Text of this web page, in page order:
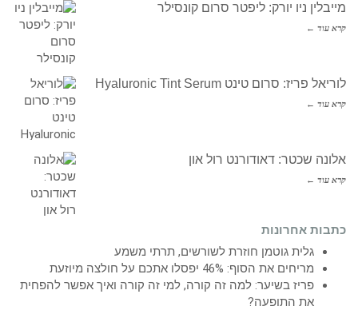
מייבלין ניו יורק: ליפטר סרום קונסילר
קרא עוד ←
לוריאל פריז: סרום טינט Hyaluronic Tint Serum
קרא עוד ←
אלונה שכטר: דאודורנט רול און
קרא עוד ←
כתבות אחרונות
גלית גוטמן חוזרת לשורשים, תרתי משמע
מריחים את הסוף: 46% יפסלו אתכם על חולצה מיוזעת
פריז בשיער: למה זה קורה, למי זה קורה ואיך אפשר להפחית
את התופעה?